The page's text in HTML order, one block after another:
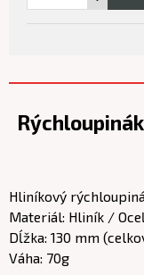
Hliníkový
Materiál: Hliník /
Dĺžka: 130 mm
Váha: 70g